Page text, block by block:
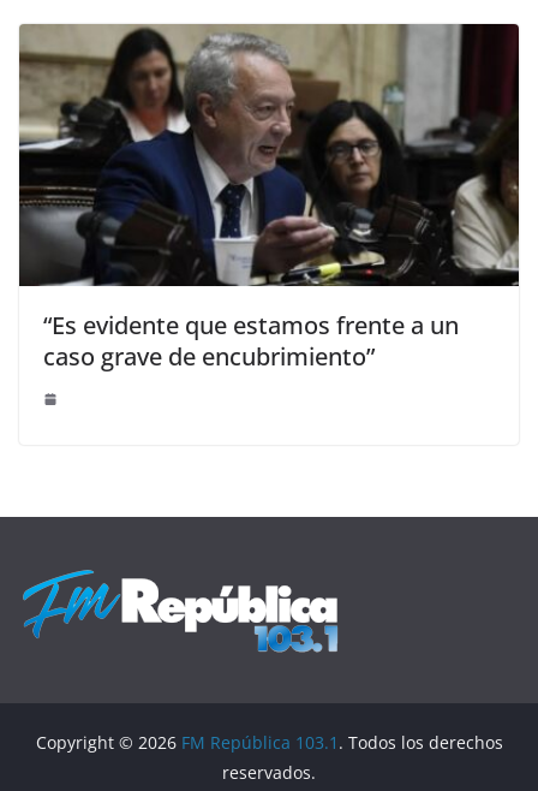
“Es evidente que estamos frente a un
caso grave de encubrimiento”
Copyright © 2026 FM República 103.1 . Todos los derechos
reservados.